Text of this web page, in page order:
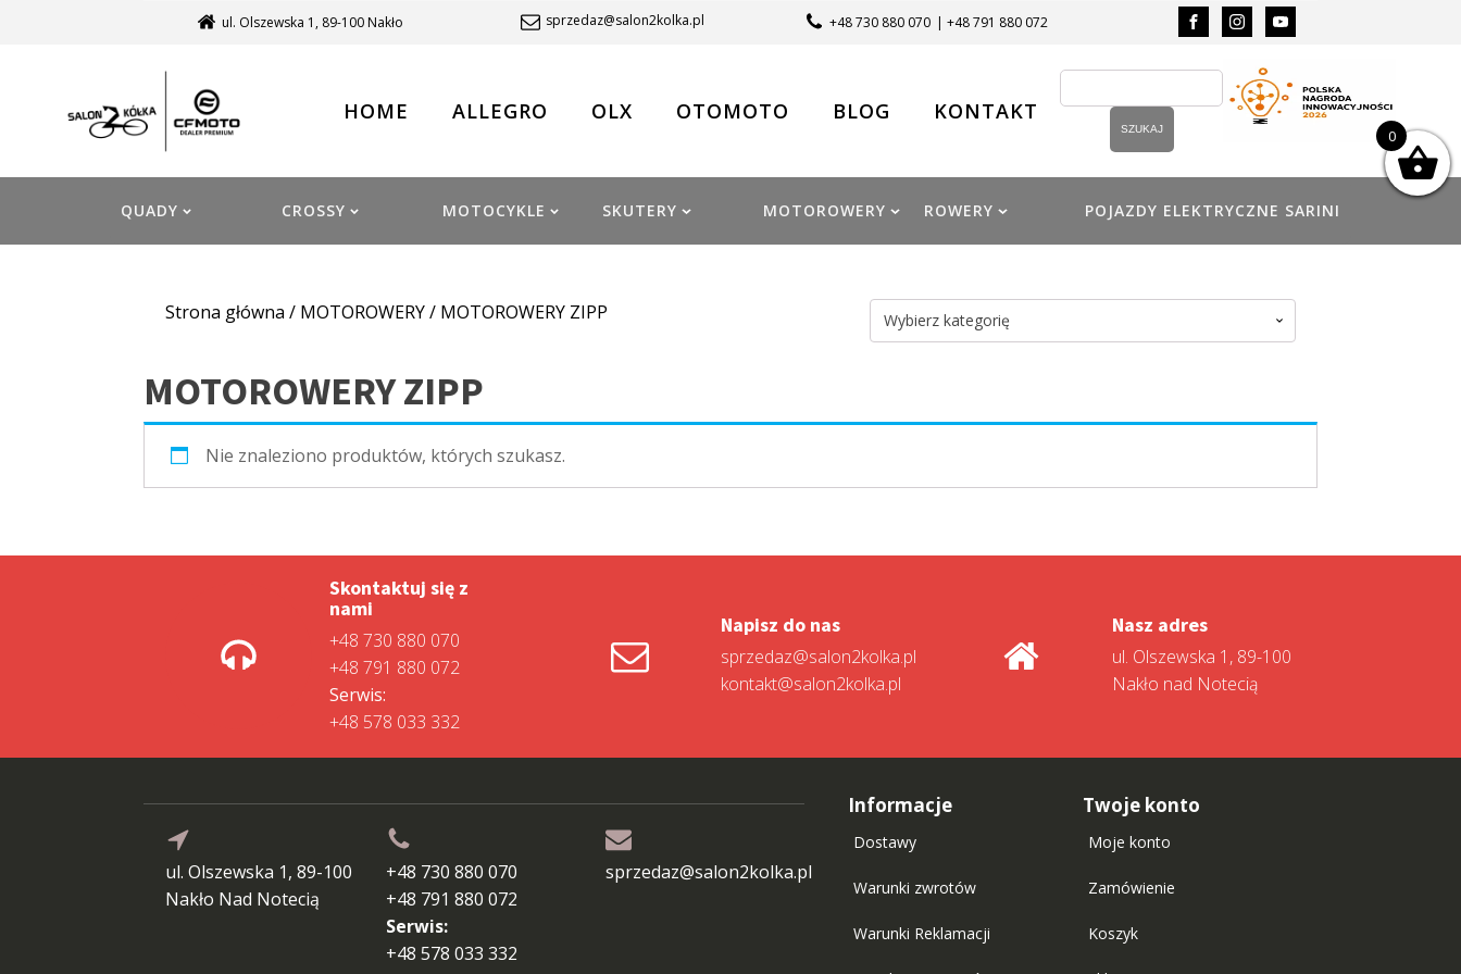
ul. Olszewska 1, 89-100 Nakło sprzedaz@salon2kolka.pl +48 730 880 070 | +48 791 880 072
HOME ALLEGRO OLX OTOMOTO BLOG KONTAKT
QUADY CROSSY MOTOCYKLE SKUTERY MOTOROWERY ROWERY POJAZDY ELEKTRYCZNE SARINI
Strona główna / MOTOROWERY/ MOTOROWERY ZIPP Wybierz kategorię
MOTOROWERY ZIPP
Nie znaleziono produktów, których szukasz.
Skontaktuj się z
nami
+48 730 880 070
+48 791 880 072
Serwis:
+48 578 033 332
Napisz do nas
sprzedaz@salon2kolka.pl
kontakt@salon2kolka.pl
Nasz adres
ul. Olszewska 1, 89-100
Nakło nad Notecią
ul. Olszewska 1, 89-100
Nakło Nad Notecią
+48 730 880 070
+48 791 880 072
Serwis:
+48 578 033 332
sprzedaz@salon2kolka.pl
Informacje
Dostawy
Warunki zwrotów
Warunki Reklamacji
Twoje konto
Moje konto
Zamówienie
Koszyk
0